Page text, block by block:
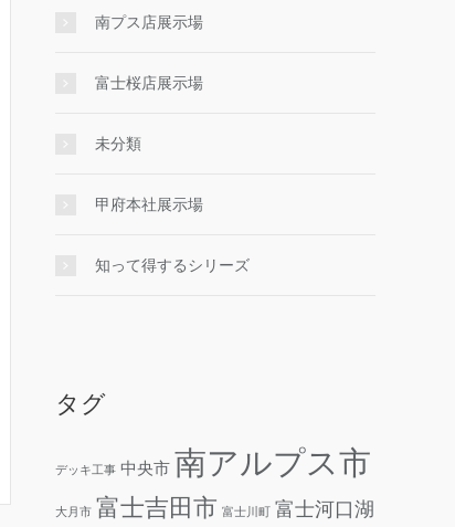
南プス店展示場
富士桜店展示場
未分類
甲府本社展示場
知って得するシリーズ
タグ
デッキ工事 中央市 南アルプス市
大月市 富士吉田市 富士川町
富士河口湖